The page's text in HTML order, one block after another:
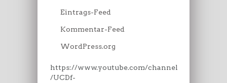
Eintrags-Feed
Kommentar-Feed
WordPress.org
https://www.youtube.com/channel
/UCDf-